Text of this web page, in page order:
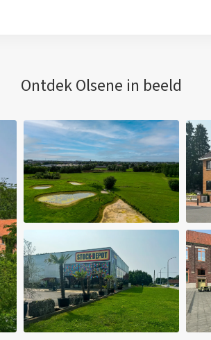
Ontdek Olsene in beeld